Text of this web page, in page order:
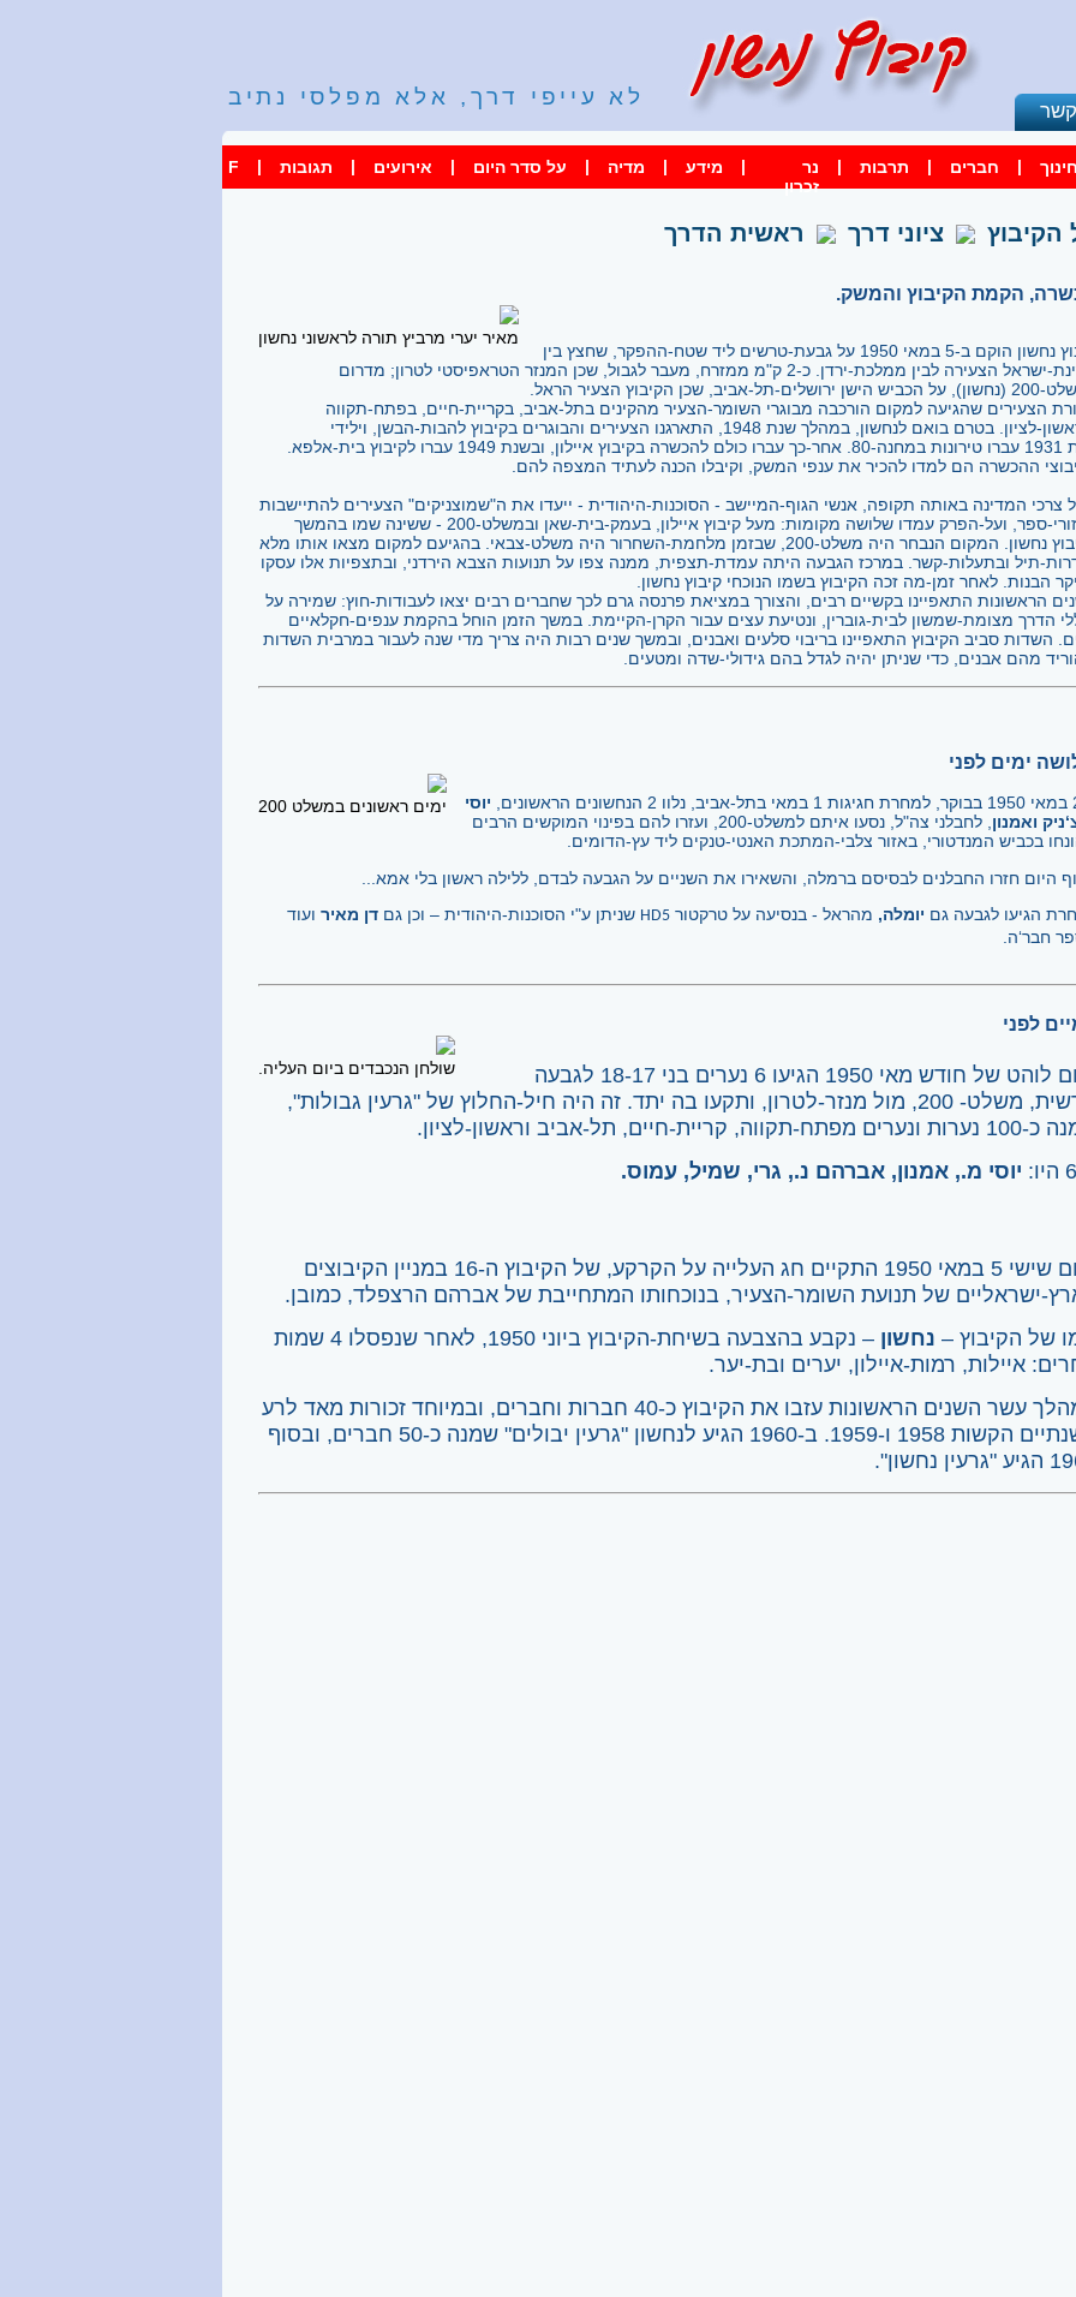
לא עייפי דרך, אלא מפלסי נתיב
חינוך | חברים | תרבות |
נר
זכרון
| מידע | מדיה | על סדר היום | אירועים | תגובות |
F
הקיבוץ ציוני דרך ראשית הדרך
הקמת הקיבוץ והמשק.
מאיר יערי מרביץ תורה לראשוני נחשון
קיבוץ נחשון הוקם ב-5 במאי 1950 על גבעת-טרשים ליד שטח-ההפקר, שחצץ בין
מדינת-ישראל הצעירה לבין ממלכת-ירדן. כ-2 ק"מ ממזרח, מעבר לגבול, שכן המנזר הטראפיסטי לטרון; מדרום
ירושלים-תל-אביב, שכן הקיבוץ הצעיר הראל.
הצעירים שהגיעה למקום הורכבה מבוגרי השומר-הצעיר מהקינים בתל-אביב, בקריית-חיים, בפתח-תקווה
ובראשון-לציון. בטרם בואם לנחשון, במהלך שנת 1948, התארגנו הצעירים והבוגרים בקיבוץ להבות-הבשן, וילידי
שנת 1931 עברו טירונות במחנה-80. אחר-כך עברו כולם להכשרה בקיבוץ איילון, ובשנת 1949 עברו לקיבוץ בית-אלפא.
ההכשרה הם למדו להכיר את ענפי המשק, וקיבלו הכנה לעתיד המצפה להם.
צרכי המדינה באותה תקופה, אנשי הגוף-המיישב - הסוכנות-היהודית - ייעדו את ה"שמוצניקים" הצעירים להתיישבות
באזורי-ספר, ועל-הפרק עמדו שלושה מקומות: מעל קיבוץ איילון, בעמק-בית-שאן ובמשלט-200 - ששינה שמו בהמשך
לקיבוץ נחשון. המקום הנבחר היה משלט-200, שבזמן מלחמת-השחרור היה משלט-צבאי. בהגיעם למקום מצאו אותו מלא
תיל ובתעלות-קשר. במרכז הגבעה היתה עמדת-תצפית, ממנה צפו על תנועות הצבא הירדני, ובתצפיות אלו עסקו
הבנות. לאחר זמן-מה זכה הקיבוץ בשמו הנוכחי קיבוץ נחשון.
הראשונות התאפיינו בקשיים רבים, והצורך במציאת פרנסה גרם לכך שחברים רבים יצאו לעבודות-חוץ: שמירה על
הדרך מצומת-שמשון לבית-גוברין, ונטיעת עצים עבור הקרן-הקיימת. במשך הזמן הוחל בהקמת ענפים-חקלאיים
השדות סביב הקיבוץ התאפיינו בריבוי סלעים ואבנים, ובמשך שנים רבות היה צריך מדי שנה לעבור במרבית השדות
מהם אבנים, כדי שניתן יהיה לגדל בהם גידולי-שדה ומטעים.
ימים לפני
ימים ראשונים במשלט 200
יוסי
ואמנון
, לחבלני צה"ל, נסעו איתם למשלט-200, ועזרו להם בפינוי המוקשים הרבים
בכביש המנדטורי, באזור צלבי-המתכת האנטי-טנקים ליד עץ-הדומים.
היום חזרו החבלנים לבסיסם ברמלה, והשאירו את השניים על הגבעה לבדם, ללילה ראשון בלי אמא...
הגיעו לגבעה גם יומלה, מהראל - בנסיעה על טרקטור HD5 שניתן ע"י הסוכנות-היהודית – וכן גם דן מאיר ועוד
חבר‘ה.
לפני
שולחן הנכבדים ביום העליה.
ביום לוהט של חודש מאי 1950 הגיעו 6 נערים בני 18-17 לגבעה
טרשית, משלט- 200, מול מנזר-לטרון, ותקעו בה יתד. זה היה חיל-החלוץ של "גרעין גבולות",
מפתח-תקווה, קריית-חיים, תל-אביב וראשון-לציון.
יוסי מ., אמנון, אברהם נ., גרי, שמיל, עמוס.
ביום שישי 5 במאי 1950 התקיים חג העלייה על הקרקע, של הקיבוץ ה-16 במניין הקיבוצים
ישראליים של תנועת השומר-הצעיר, בנוכחותו המתחייבת של אברהם הרצפלד, כמובן.
של הקיבוץ – נחשון
– נקבע בהצבעה בשיחת-הקיבוץ ביוני 1950, לאחר שנפסלו 4 שמות
איילות, רמות-איילון, יערים ובת-יער.
במהלך עשר השנים הראשונות עזבו את הקיבוץ כ-40 חברות וחברים, ובמיוחד זכורות מאד לרע
השנתיים הקשות 1958 ו-1959. ב-1960 הגיע לנחשון "גרעין יבולים" שמנה כ-50 חברים, ובסוף
נחשון".